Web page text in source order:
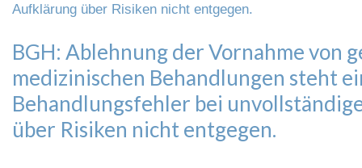
Aufklärung über Risiken nicht entgegen.
BGH: Ablehnung der Vornahme von
medizinischen Behandlungen steht
Behandlungsfehler bei
über Risiken nicht entgegen.